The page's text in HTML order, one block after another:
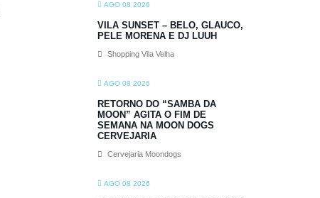
AGO 08 2026
VILA SUNSET – BELO, GLAUCO,
PELE MORENA E DJ LUUH
Shopping Vila Velha
AGO 08 2026
RETORNO DO “SAMBA DA
MOON” AGITA O FIM DE
SEMANA NA MOON DOGS
CERVEJARIA
Cervejaria Moondogs
AGO 08 2026